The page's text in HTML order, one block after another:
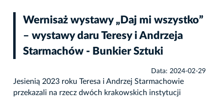
Wernisaż wystawy „Daj mi wszystko”
– wystawy daru Teresy i Andrzeja
Starmachów - Bunkier Sztuki
Data: 2024-02-29
Jesienią 2023 roku Teresa i Andrzej Starmachowie
przekazali na rzecz dwóch krakowskich instytucji